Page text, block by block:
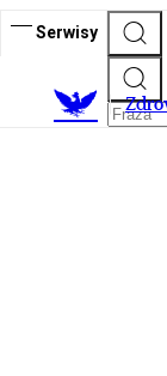
Serwisy
Z